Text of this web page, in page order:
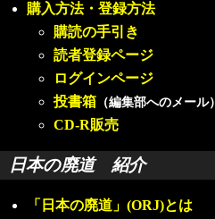
購入方法・登録方法
購読の手引き
読者登録ページ
ログインページ
投書箱 （編集部へのメール）
CD-R販売
日本の廃道 紹介
「日本の廃道」(ORJ)とは